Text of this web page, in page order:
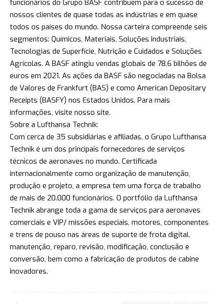
funcionários do Grupo BASF contribuem para o sucesso de
nossos clientes de quase todas as indústrias e em quase
todos os países do mundo. Nossa carteira compreende seis
segmentos: Químicos, Materiais, Soluções Industriais,
Tecnologias de Superfície, Nutrição e Cuidados e Soluções
Agrícolas. A BASF atingiu vendas globais de 78,6 bilhões de
euros em 2021. As ações da BASF são negociadas na Bolsa
de Valores de Frankfurt (BAS) e como American Depositary
Receipts (BASFY) nos Estados Unidos. Para mais
informações, visite nosso site.
Sobre a Lufthansa Technik:
Com cerca de 35 subsidiárias e afiliadas, o Grupo Lufthansa
Technik é um dos principais fornecedores de serviços
técnicos de aeronaves no mundo. Certificada
internacionalmente como organização de manutenção,
produção e projeto, a empresa tem uma força de trabalho
de mais de 20.000 funcionários. O portfólio da Lufthansa
Technik abrange toda a gama de serviços para aeronaves
comerciais e VIP/ missões especiais, motores, componentes
e trens de pouso nas áreas de suporte de frota digital,
manutenção, reparo, revisão, modificação, conclusão e
conversão, bem como a fabricação de produtos de cabine
inovadores.